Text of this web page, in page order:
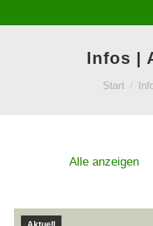
Infos |
Sie
Start
Alle anzeigen